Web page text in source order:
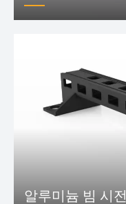
알루미늄 빔 시전